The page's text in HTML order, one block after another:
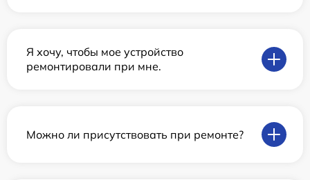
Я хочу, чтобы мое устройство
ремонтировали при мне.
Можно ли присутствовать при ремонте?